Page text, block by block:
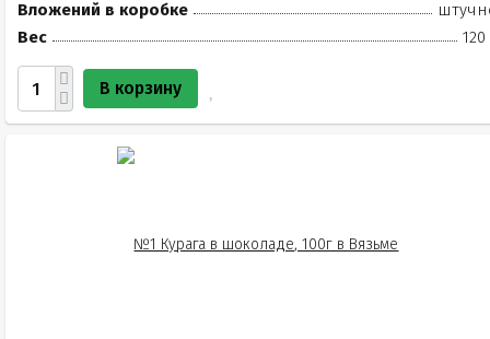
Вложений в коробке
Вес
120
В корзину